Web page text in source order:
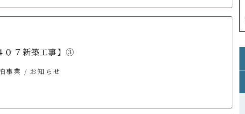
０７新築工事】③
事業 お知らせ